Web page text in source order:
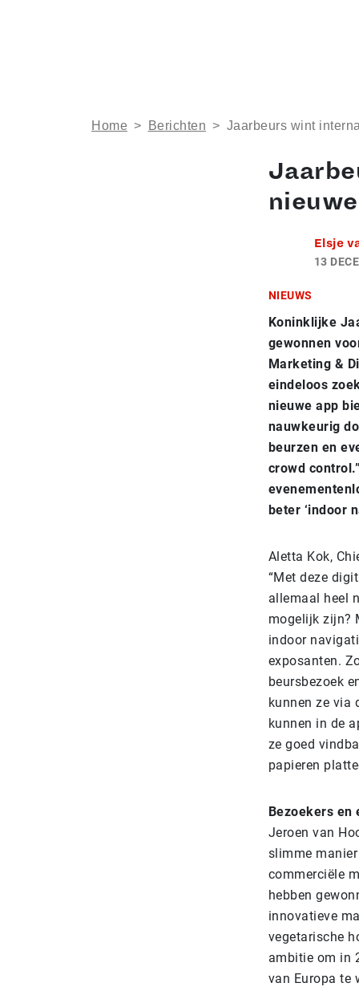
Home > Berichten > Jaarbeurs wint
Elsje
13
NIEUWS
Koninklijke
gewonnen
Marketing &
eindeloos
nieuwe app
nauwkeurig
beurzen en
crowd
beter ‘indoor
Aletta Kok,
“Met deze
allemaal heel
mogelijk zijn?
indoor
exposanten.
beursbezoek
kunnen ze via
kunnen in de
ze goed
papieren
Bezoekers en
Jeroen van
slimme
commerciële
hebben
innovatieve
vegetarische
ambitie om in
van Europa te